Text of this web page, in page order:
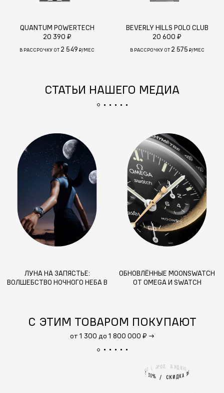
QUANTUM POWERTECH
20 390 ₽
В РАССРОЧКУ ОТ 2 549 ₽/МЕС
BEVERLY HILLS POLO CLUB
20 600 ₽
В РАССРОЧКУ ОТ 2 575 ₽/МЕС
СТАТЬИ НАШЕГО МЕДИА
ЛУНА НА ЗАПЯСТЬЕ:
ВОЛШЕБСТВО НОЧНОГО НЕБА В
ОБНОВЛЁННЫЕ MOONSWATCH
ОТ OMEGA И SWATCH
С ЭТИМ ТОВАРОМ ПОКУПАЮТ
от 1 300 до 1 800 000 ₽ →
СКИДКА 30%
С
К
И
Д
К
А
3
0
%
/
С
К
ИА 30% /